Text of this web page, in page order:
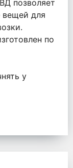
позволяет
вещей для
по
у